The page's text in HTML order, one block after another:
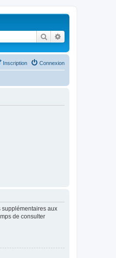
Rechercher
Connexion
Inscription
supplémentaires aux
de consulter